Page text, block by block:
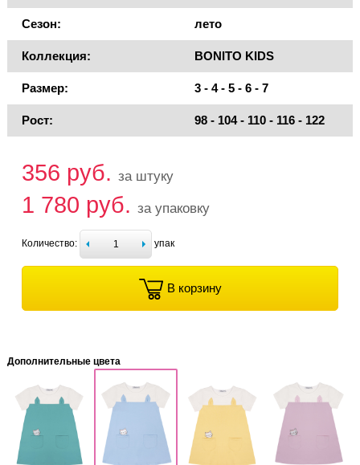
Сезон: лето
Коллекция: BONITO KIDS
Размер: 3 - 4 - 5 - 6 - 7
Рост: 98 - 104 - 110 - 116 - 122
356 руб. за штуку
1 780 руб. за упаковку
Количество: упак
В корзину
Дополнительные цвета